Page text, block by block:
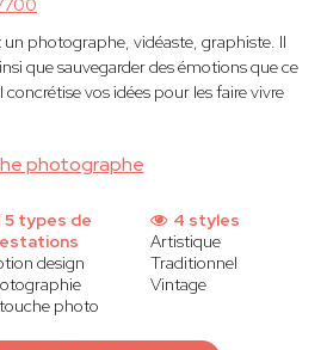
photographe
un photographe, vidéaste, graphiste. Il
que sauvegarder des émotions que ce
vos idées pour les faire vivre
5 types de
design
photo
4 styles
Artistique
Traditionnel
Vintage